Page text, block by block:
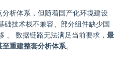
析体系，但随着国产化环境建设
础技术栈不兼容
部分组件缺少国
数据链路无法满足当前要求 ， 最
重建整套分析体系。